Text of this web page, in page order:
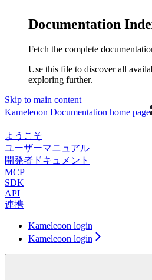
Documentation
Fetch the complete
Use this file to discover all
exploring further.
Skip to main content
Kameleoon Documentation home page
ようこそ
ユーザーマニュアル
開発者ドキュメント
MCP
SDK
API
連携
Kameleoon login
Kameleoon login